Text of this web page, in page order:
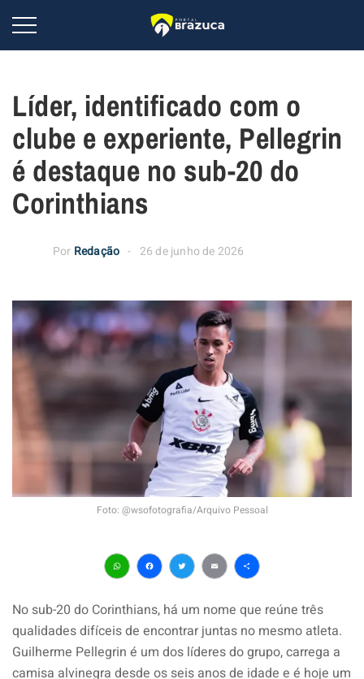
Líder, identificado com o
clube e experiente, Pellegrin
é destaque no sub-20 do
Corinthians
Por Redação 26 de junho de 2026
Foto: @wsofotografia/Arquivo Pessoal
WhatsApp
Facebook
Twitter
EmailShare
No sub-20 do Corinthians, há um nome que reúne três
qualidades difíceis de encontrar juntas no mesmo atleta.
Guilherme Pellegrin é um dos líderes do grupo, carrega a
camisa alvinegra desde os seis anos de idade e é hoje um